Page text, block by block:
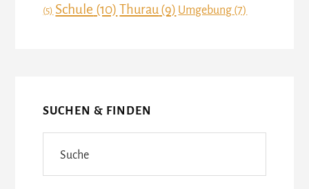
(5) Schule (10) Thurau (9) Umgebung (7)
SUCHEN & FINDEN